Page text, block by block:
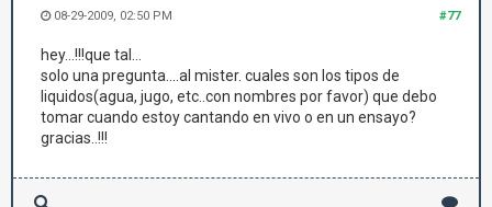
#77
08-29-2009, 02:50 PM
hey...!!!que tal...
solo una pregunta....al mister. cuales son los tipos de
liquidos(agua, jugo, etc..con nombres por favor) que debo
tomar cuando estoy cantando en vivo o en un ensayo?
gracias..!!!